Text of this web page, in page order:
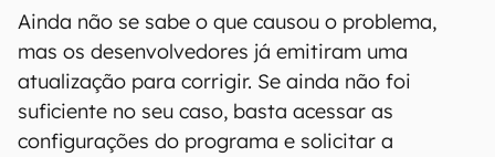
Ainda não se sabe o que causou o problema,
mas os desenvolvedores já emitiram uma
atualização para corrigir. Se ainda não foi
suficiente no seu caso, basta acessar as
configurações do programa e solicitar a